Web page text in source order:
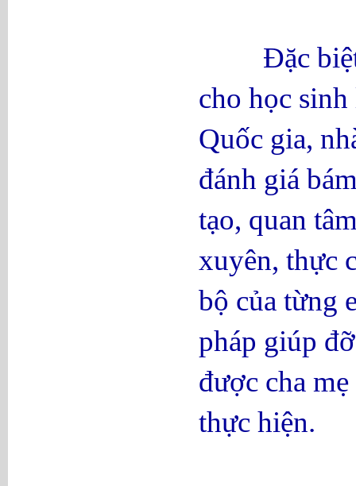
Đặc biệt
cho học
Quốc gia,
đánh giá
tạo, quan
xuyên, thực
bộ của từng
pháp giúp
được cha
thực hiện.